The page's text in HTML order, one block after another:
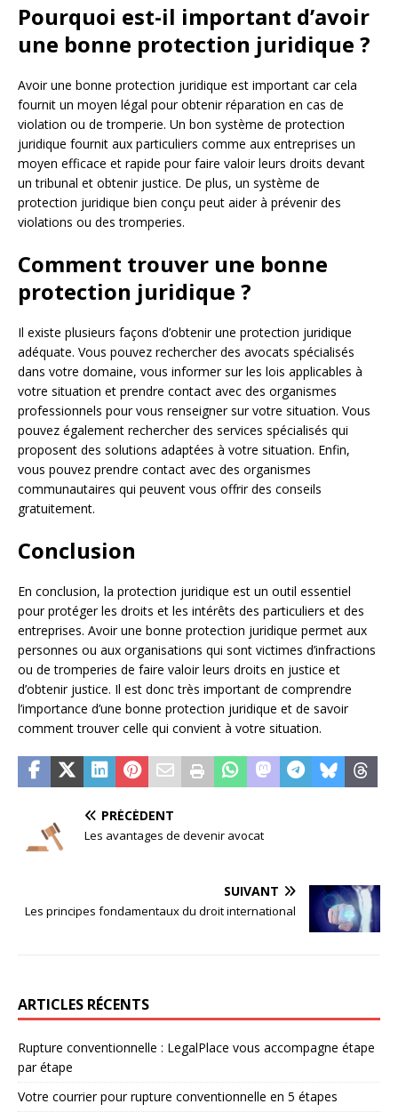
Pourquoi est-il important d’avoir
une bonne protection juridique ?
Avoir une bonne protection juridique est important car cela
fournit un moyen légal pour obtenir réparation en cas de
violation ou de tromperie. Un bon système de protection
juridique fournit aux particuliers comme aux entreprises un
moyen efficace et rapide pour faire valoir leurs droits devant
un tribunal et obtenir justice. De plus, un système de
protection juridique bien conçu peut aider à prévenir des
violations ou des tromperies.
Comment trouver une bonne
protection juridique ?
Il existe plusieurs façons d’obtenir une protection juridique
adéquate. Vous pouvez rechercher des avocats spécialisés
dans votre domaine, vous informer sur les lois applicables à
votre situation et prendre contact avec des organismes
professionnels pour vous renseigner sur votre situation. Vous
pouvez également rechercher des services spécialisés qui
proposent des solutions adaptées à votre situation. Enfin,
vous pouvez prendre contact avec des organismes
communautaires qui peuvent vous offrir des conseils
gratuitement.
Conclusion
En conclusion, la protection juridique est un outil essentiel
pour protéger les droits et les intérêts des particuliers et des
entreprises. Avoir une bonne protection juridique permet aux
personnes ou aux organisations qui sont victimes d’infractions
ou de tromperies de faire valoir leurs droits en justice et
d’obtenir justice. Il est donc très important de comprendre
l’importance d’une bonne protection juridique et de savoir
comment trouver celle qui convient à votre situation.
PRÉCÉDENT
Les avantages de devenir avocat
SUIVANT
Les principes fondamentaux du droit international
ARTICLES RÉCENTS
Rupture conventionnelle : LegalPlace vous accompagne étape
par étape
Votre courrier pour rupture conventionnelle en 5 étapes